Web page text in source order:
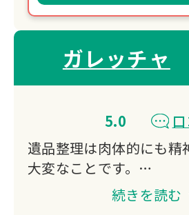
ガレッチャ
5.0
遺品整理は肉体的にも精
大変なことです。
ガレッチャではお客様の
軽減できるよう、また安
続きを読む